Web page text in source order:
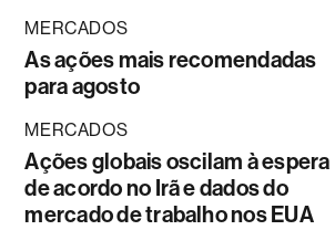
MERCADOS
As ações mais recomendadas
para agosto
MERCADOS
Ações globais oscilam à espera
de acordo no Irã e dados do
mercado de trabalho nos EUA